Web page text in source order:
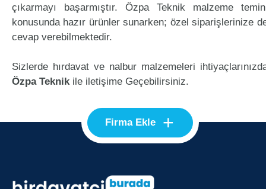
çıkarmayı başarmıştır. Özpa Teknik malzeme
konusunda hazır ürünler sunarken; özel siparişlerinize
cevap verebilmektedir.
Sizlerde hırdavat ve nalbur malzemeleri
Özpa Teknikile iletişime Geçebilirsiniz.
Firma Ekle +